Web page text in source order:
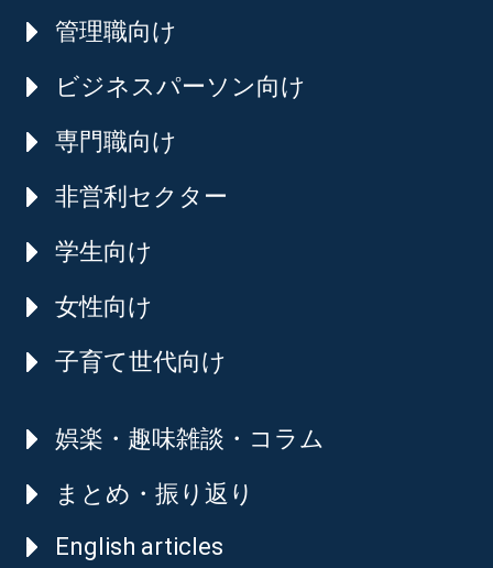
管理職向け
ビジネスパーソン向け
専門職向け
非営利セクター
学生向け
女性向け
子育て世代向け
娯楽・趣味雑談・コラム
まとめ・振り返り
English articles